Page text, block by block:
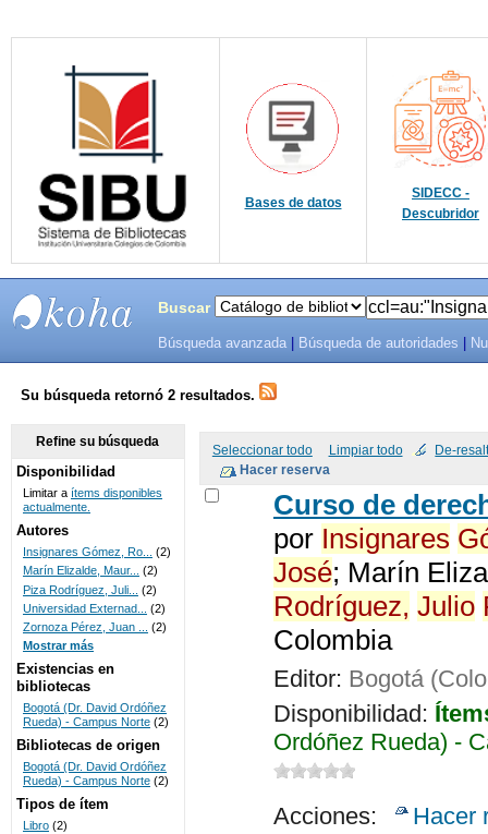
Bases de datos
SIDECC -
Descubridor
SISTEMAS
DE
BIBLIOTECAS
UNICOC
Buscar
Búsqueda avanzada Búsqueda de autoridades
Su búsqueda retornó 2 resultados.
Seleccionar todo Limpiar todo De-
Curso de
por Insignares
José; Marín
Rodríguez, Julio
Colombia
Editor: Bogotá
Disponibilidad:
Ordóñez Rueda) -
Acciones: Hacer
Refine su búsqueda
Disponibilidad
Limitar a ítems disponibles
actualmente.
Autores
Insignares Gómez, Ro...
(2)
Marín Elizalde, Maur... (2)
Piza Rodríguez, Juli...
(2)
Universidad Externad...
(2)
Zornoza Pérez, Juan ...
(2)
Mostrar más
Existencias en
bibliotecas
Bogotá (Dr. David Ordóñez
Rueda) - Campus Norte (2)
Bibliotecas de origen
Bogotá (Dr. David Ordóñez
Rueda) - Campus Norte (2)
Tipos de ítem
Libro (2)